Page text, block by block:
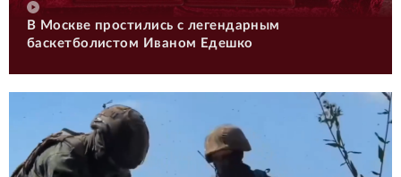
В Москве простились с легендарным
баскетболистом Иваном Едешко